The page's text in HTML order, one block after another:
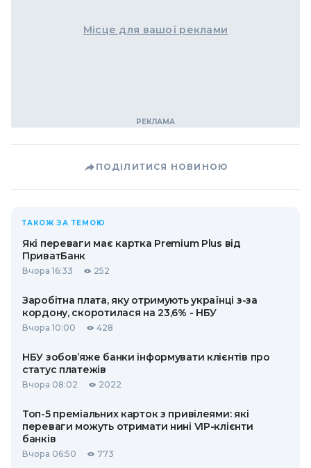
Місце для вашої реклами
ПОДІЛИТИСЯ НОВИНОЮ
ТАКОЖ ЗА ТЕМОЮ
Які переваги має картка Premium Plus від
ПриватБанк
Вчора 16:33 252
Заробітна плата, яку отримують українці з-за
кордону, скоротилася на 23,6% - НБУ
Вчора 10:00 428
НБУ зобов’яже банки інформувати клієнтів про
статус платежів
Вчора 08:02 2022
Топ-5 преміальних карток з привілеями: які
переваги можуть отримати нині VIP-клієнти
банків
Вчора 06:50 773